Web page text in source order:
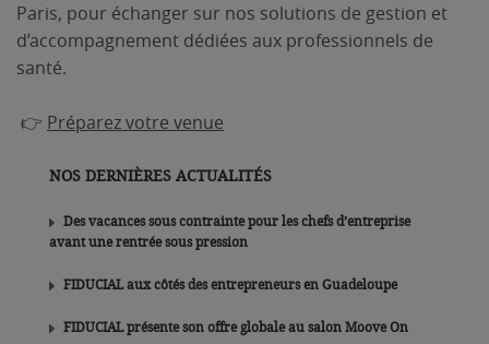
Paris, pour échanger sur nos solutions de gestion et
d’accompagnement dédiées aux professionnels de
santé.
👉 Préparez votre venue
NOS DERNIÈRES ACTUALITÉS
Des vacances sous contrainte pour les chefs d’entreprise
avant une rentrée sous pression
FIDUCIAL aux côtés des entrepreneurs en Guadeloupe
FIDUCIAL présente son offre globale au salon Moove On